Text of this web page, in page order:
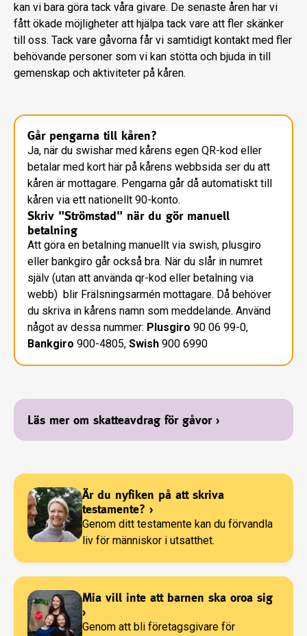
kan vi bara göra tack våra givare. De senaste åren har vi
fått ökade möjligheter att hjälpa tack vare att fler skänker
till oss. Tack vare gåvorna får vi samtidigt kontakt med fler
behövande personer som vi kan stötta och bjuda in till
gemenskap och aktiviteter på kåren.
Går pengarna till kåren?
Ja, när du swishar med kårens egen QR-kod eller
betalar med kort här på kårens webbsida ser du att
kåren är mottagare. Pengarna går då automatiskt till
kåren via ett nationellt 90-konto.
Skriv "Strömstad" när du gör manuell
betalning
Att göra en betalning manuellt via swish, plusgiro
eller bankgiro går också bra. När du slår in numret
själv (utan att använda qr-kod eller betalning via
webb) blir Frälsningsarmén mottagare. Då behöver
du skriva in kårens namn som meddelande. Använd
något av dessa nummer: Plusgiro 90 06 99-0,
Bankgiro 900-4805, Swish 900 6990
Läs mer om skatteavdrag för gåvor›
Är du nyfiken på att skriva
testamente? ›
Genom ditt testamente kan du förvandla
liv för människor i utsatthet.
Mia vill inte att barnen ska oroa sig
›
Genom att bli företagsgivare för